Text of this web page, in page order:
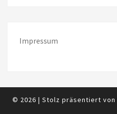
Impressum
© 2026 | Stolz präsentiert von